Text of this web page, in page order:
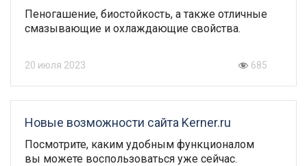
Пеногашение, биостойкость, а также отличные
смазывающие и охлаждающие свойства.
20 июля 2023 685
Новые возможности сайта Kerner.ru
Посмотрите, каким удобным функционалом
вы можете воспользоваться уже сейчас.